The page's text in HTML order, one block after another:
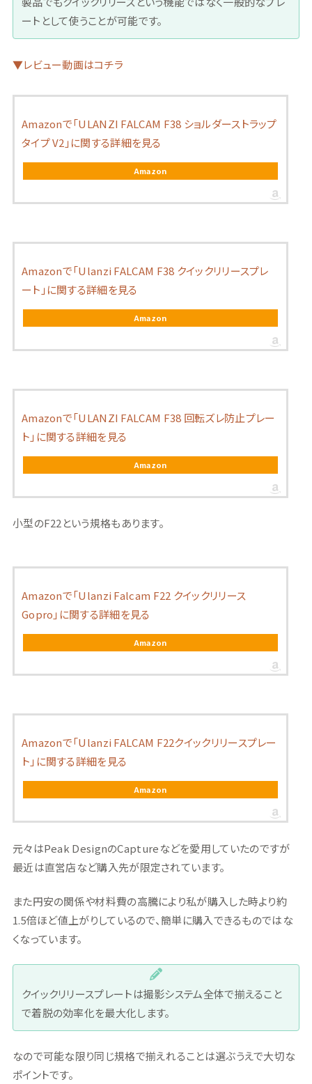
ートとして使うことが可能です。
▼レビュー動画はコチラ
Amazonで「ULANZI FALCAM F38 ショルダーストラップ
タイプ V2」に関する詳細を見る
Amazon
Amazonで「Ulanzi FALCAM F38 クイックリリースプレ
ート」に関する詳細を見る
Amazon
Amazonで「ULANZI FALCAM F38 回転ズレ防止プレー
ト」に関する詳細を見る
Amazon
小型のF22という規格もあります。
Amazonで「Ulanzi Falcam F22 クイックリリース
Gopro」に関する詳細を見る
Amazon
Amazonで「Ulanzi FALCAM F22クイックリリースプレー
ト」に関する詳細を見る
Amazon
元々はPeak DesignのCaptureなどを愛用していたのですが
最近は直営店など購入先が限定されています。
また円安の関係や材料費の高騰により私が購入した時より約
1.5倍ほど値上がりしているので、簡単に購入できるものではな
くなっています。
クイックリリースプレートは撮影システム全体で揃えること
で着脱の効率化を最大化します。
なので可能な限り同じ規格で揃えれることは選ぶうえで大切な
ポイントです。